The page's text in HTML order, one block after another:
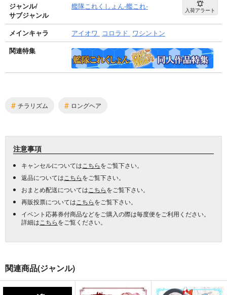
ジャンル/
サブジャンル
艦隊これくしょん-艦これ- 入荷アラート
メインキャラ アイオワ コロラド ワシントン
関連特集
# チラリズム # ロングヘア
注意事項
キャンセルについては こちらをご覧下さい。
返品については こちらをご覧下さい。
おまとめ配送については こちらをご覧下さい。
再販投票については こちらをご覧下さい。
イベント応募券付商品などをご購入の際は毎度便をご利用ください。
詳細は こちらをご覧ください。
関連商品(ジャンル)